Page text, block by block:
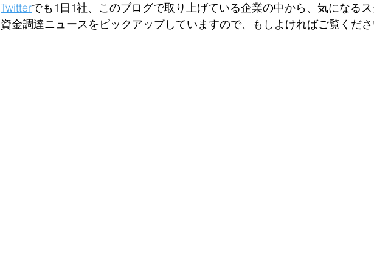
Twitterでも1日1社、このブログで取り上げている企業の中から、気になる
資金調達ニュースをピックアップしていますので、もしよければご覧くだ